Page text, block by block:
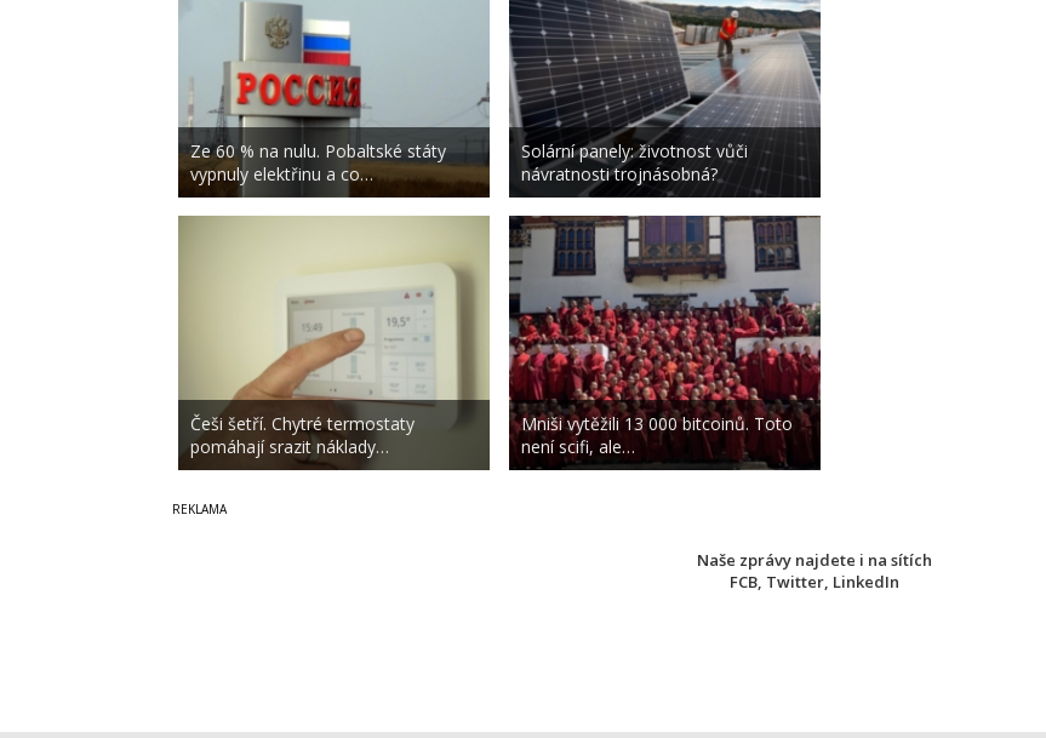
Ze 60 % na nulu. Pobaltské státy
vypnuly elektřinu a co…
Češi šetří. Chytré termostaty
pomáhají srazit náklady…
Solární panely: životnost vůči
návratnosti trojnásobná?
Mniši vytěžili 13 000 bitcoinů. Toto
není scifi, ale…
Naše zprávy najdete i na sítích
FCB, Twitter, LinkedIn